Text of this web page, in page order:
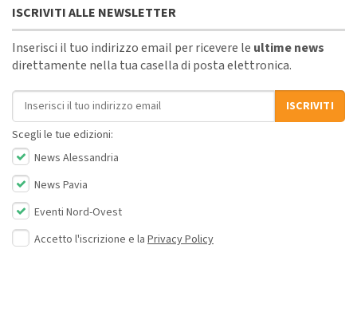
ISCRIVITI ALLE NEWSLETTER
Inserisci il tuo indirizzo email per ricevere le ultime news
direttamente nella tua casella di posta elettronica.
Indirizzo email
ISCRIVITI
Scegli le tue edizioni:
News Alessandria
News Pavia
Eventi Nord-Ovest
Accetto l'iscrizione e la Privacy Policy